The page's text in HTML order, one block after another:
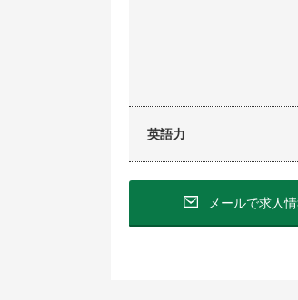
英語力
メールで求人